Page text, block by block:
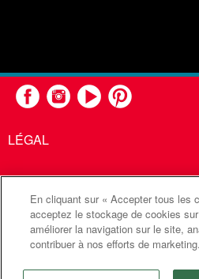
LÉGAL
United Methodist
Méthodiste
Communications
réservés
En cliquant sur « Accepter tous les
acceptez le stockage de cookies
améliorer la navigation sur le site,
contribuer à nos efforts de marketing.